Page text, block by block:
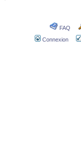
FAQ
Connexion